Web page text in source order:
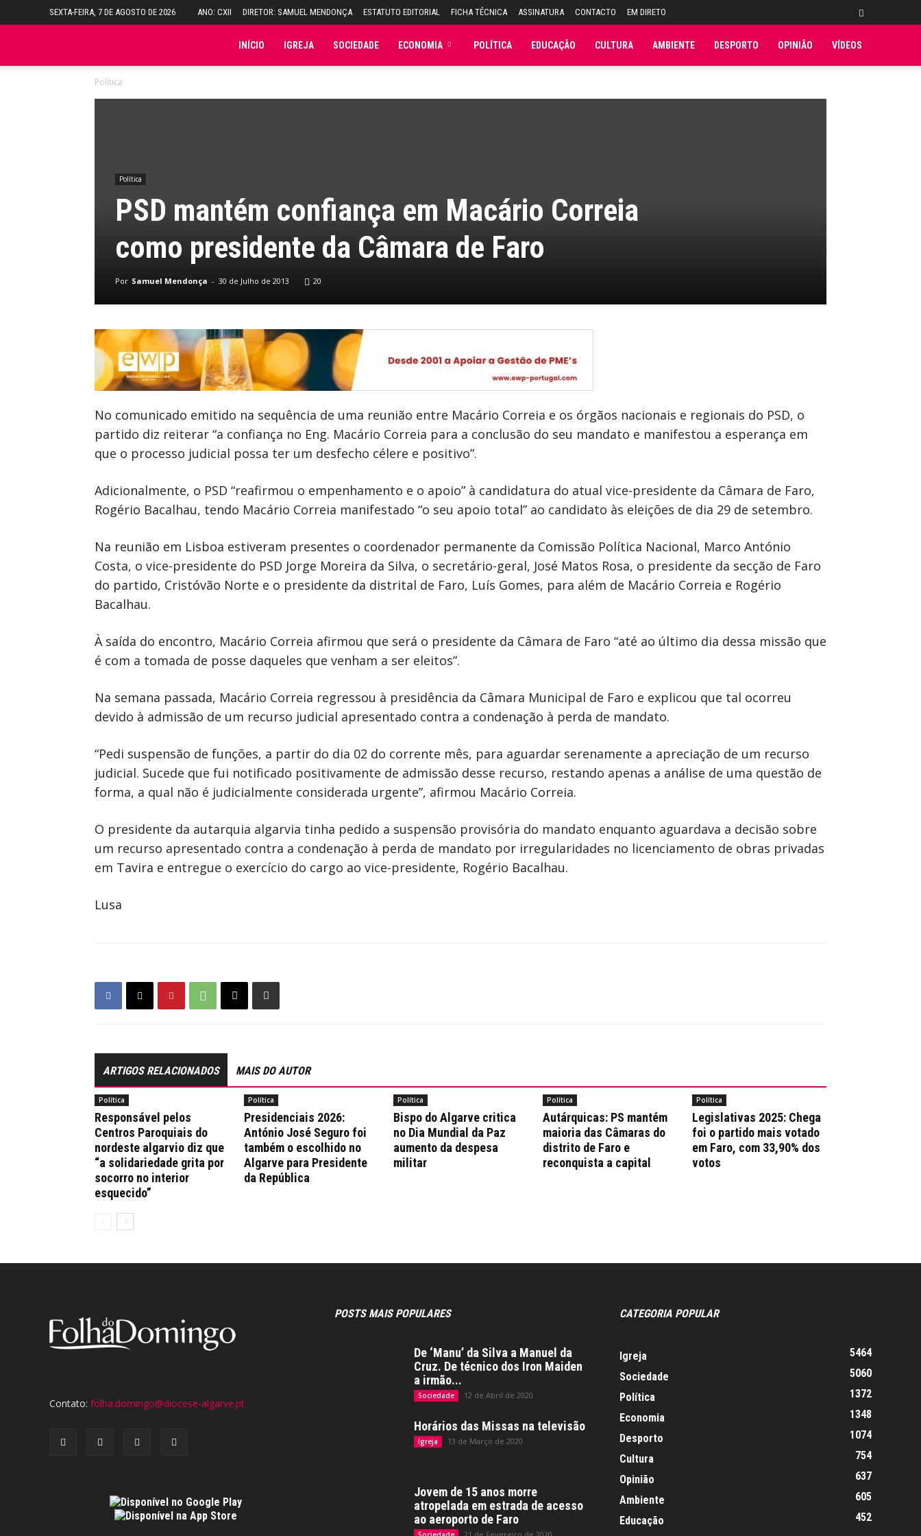
SEXTA-FEIRA, 7 DE AGOSTO DE 2026 ANO: CXII DIRETOR: SAMUEL MENDONÇA ESTATUTO EDITORIAL FICHA TÉCNICA ASSINATURA CONTACTO EM DIRETO
INÍCIO IGREJA SOCIEDADE ECONOMIA POLÍTICA EDUCAÇÃO CULTURA AMBIENTE DESPORTO OPINIÃO VÍDEOS
Política
Política
PSD mantém confiança em Macário Correia
como presidente da Câmara de Faro
Por Samuel Mendonça - 30 de Julho de 2013 20
No comunicado emitido na sequência de uma reunião entre Macário Correia e os órgãos nacionais e regionais do PSD, o
partido diz reiterar “a confiança no Eng. Macário Correia para a conclusão do seu mandato e manifestou a esperança em
que o processo judicial possa ter um desfecho célere e positivo”.
Adicionalmente, o PSD “reafirmou o empenhamento e o apoio” à candidatura do atual vice-presidente da Câmara de Faro,
Rogério Bacalhau, tendo Macário Correia manifestado “o seu apoio total” ao candidato às eleições de dia 29 de setembro.
Na reunião em Lisboa estiveram presentes o coordenador permanente da Comissão Política Nacional, Marco António
Costa, o vice-presidente do PSD Jorge Moreira da Silva, o secretário-geral, José Matos Rosa, o presidente da secção de Faro
do partido, Cristóvão Norte e o presidente da distrital de Faro, Luís Gomes, para além de Macário Correia e Rogério
Bacalhau.
À saída do encontro, Macário Correia afirmou que será o presidente da Câmara de Faro “até ao último dia dessa missão que
é com a tomada de posse daqueles que venham a ser eleitos”.
Na semana passada, Macário Correia regressou à presidência da Câmara Municipal de Faro e explicou que tal ocorreu
devido à admissão de um recurso judicial apresentado contra a condenação à perda de mandato.
“Pedi suspensão de funções, a partir do dia 02 do corrente mês, para aguardar serenamente a apreciação de um recurso
judicial. Sucede que fui notificado positivamente de admissão desse recurso, restando apenas a análise de uma questão de
forma, a qual não é judicialmente considerada urgente”, afirmou Macário Correia.
O presidente da autarquia algarvia tinha pedido a suspensão provisória do mandato enquanto aguardava a decisão sobre
um recurso apresentado contra a condenação à perda de mandato por irregularidades no licenciamento de obras privadas
em Tavira e entregue o exercício do cargo ao vice-presidente, Rogério Bacalhau.
Lusa
ARTIGOS RELACIONADOS MAIS DO AUTOR
Política
Responsável pelos
Centros Paroquiais do
nordeste algarvio diz que
“a solidariedade grita por
socorro no interior
esquecido”
Política
Presidenciais 2026:
António José Seguro foi
também o escolhido no
Algarve para Presidente
da República
Política
Bispo do Algarve critica
no Dia Mundial da Paz
aumento da despesa
militar
Política
Autárquicas: PS mantém
maioria das Câmaras do
distrito de Faro e
reconquista a capital
Política
Legislativas 2025: Chega
foi o partido mais votado
em Faro, com 33,90% dos
votos
Contato: folha.domingo@diocese-algarve.pt
POSTS MAIS POPULARES
De ‘Manu’ da Silva a Manuel da
Cruz. De técnico dos Iron Maiden
a irmão...
Sociedade 12 de Abril de 2020
Horários das Missas na televisão
Igreja 13 de Março de 2020
Jovem de 15 anos morre
atropelada em estrada de acesso
ao aeroporto de Faro
CATEGORIA POPULAR
Igreja
5464
Sociedade
5060
Política
1372
Economia
1348
Desporto
1074
Cultura
754
Opinião
637
Ambiente
605
Educação
452